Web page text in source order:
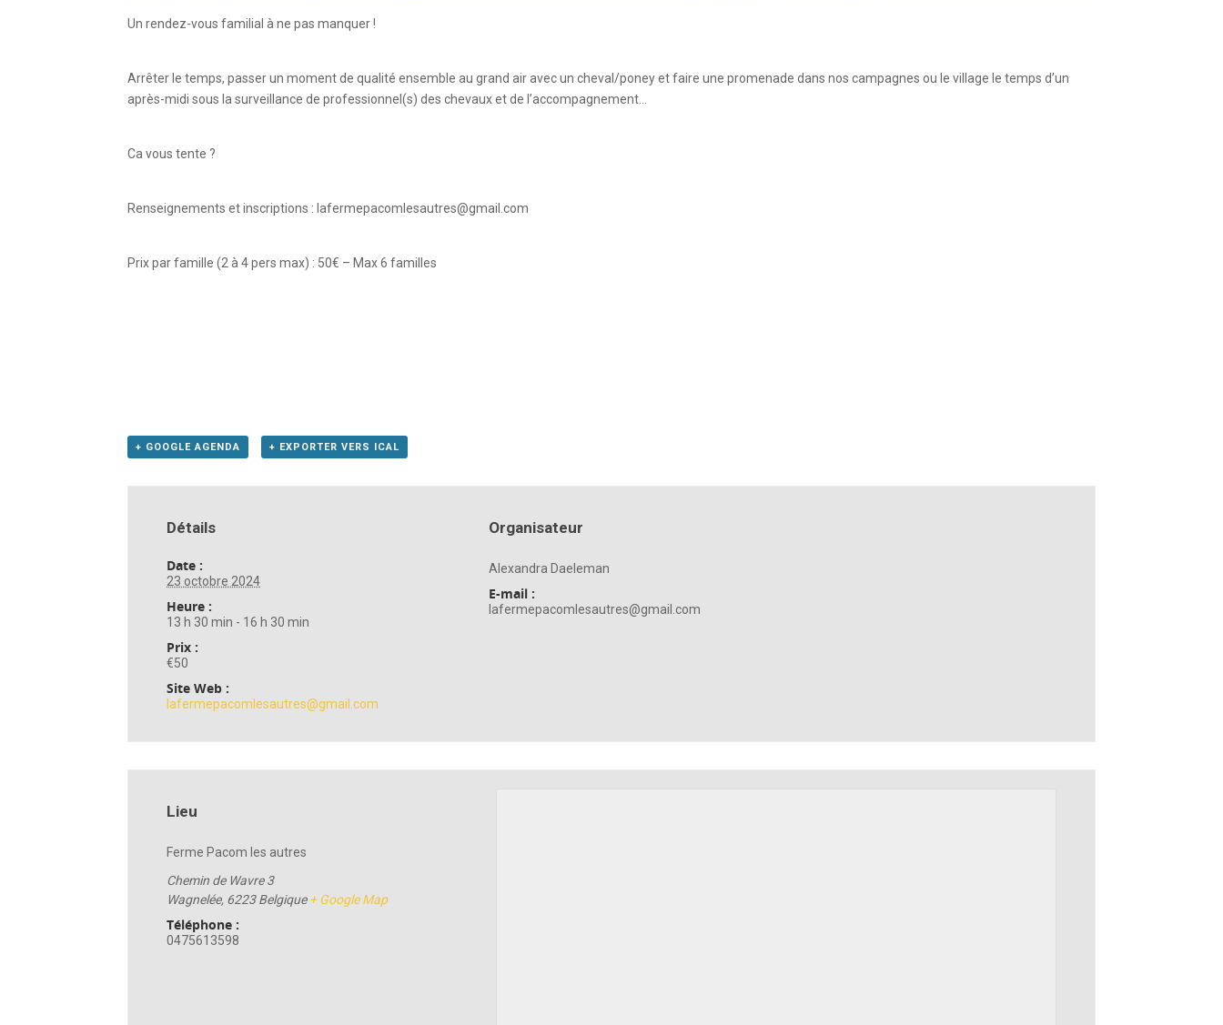
Un rendez-vous familial à ne pas manquer !
Arrêter le temps, passer un moment de qualité ensemble au grand air avec un cheval/poney et faire une promenade dans nos campagnes ou le village le temps d’un
après-midi sous la surveillance de professionnel(s) des chevaux et de l’accompagnement…
Ca vous tente ?
Renseignements et inscriptions : lafermepacomlesautres@gmail.com
Prix par famille (2 à 4 pers max) : 50€ – Max 6 familles
+ GOOGLE AGENDA + EXPORTER VERS ICAL
Détails
Date :
23 octobre 2024
Heure :
13 h 30 min - 16 h 30 min
Prix :
€50
Site Web :
lafermepacomlesautres@gmail.com
Organisateur
Alexandra Daeleman
E-mail :
lafermepacomlesautres@gmail.com
Lieu
Ferme Pacom les autres
Chemin de Wavre 3
Wagnelée, 6223 Belgique + Google Map
Téléphone :
0475613598